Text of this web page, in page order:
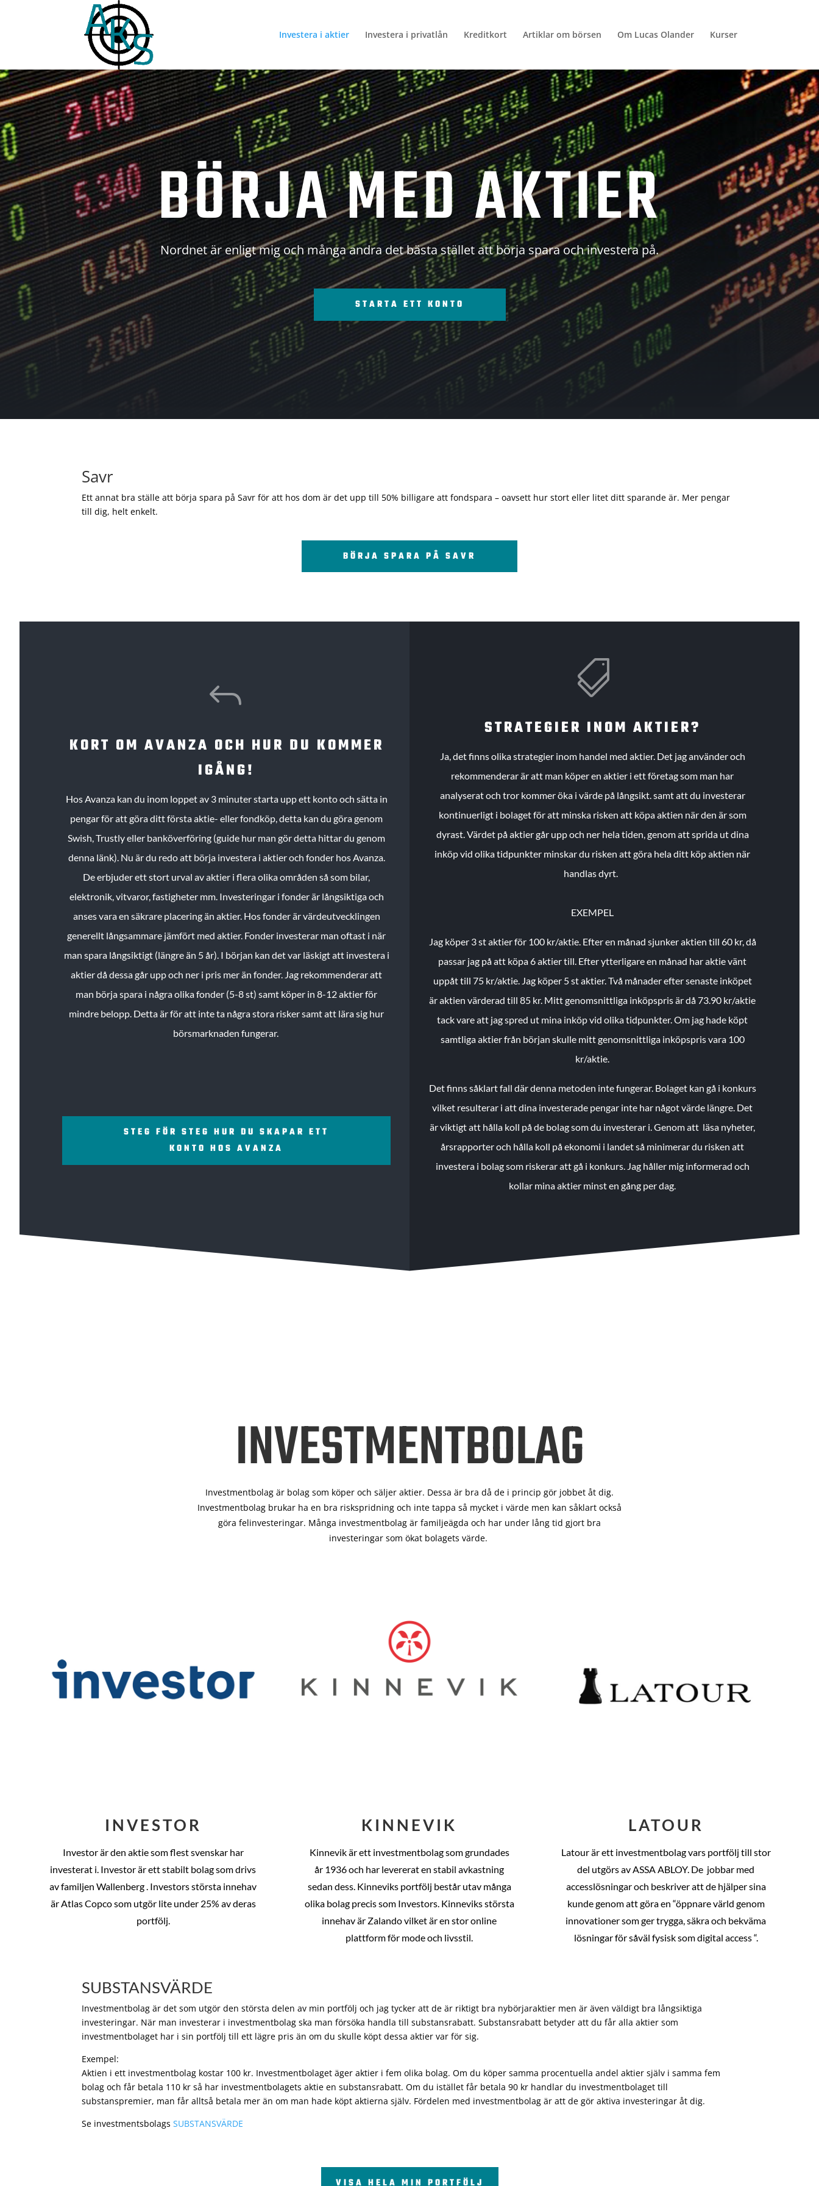
Investera i aktier Investera i privatlån Kreditkort Artiklar om börsen Om Lucas Olander Kurser
BÖRJA MED AKTIER
Nordnet är enligt mig och många andra det bästa stället att börja spara och investera på.
STARTA ETT KONTO
Savr
Ett annat bra ställe att börja spara på Savr för att hos dom är det upp till 50% billigare att fondspara – oavsett hur stort eller litet ditt sparande är. Mer pengar
till dig, helt enkelt.
BÖRJA SPARA PÅ SAVR
J
KORT OM AVANZA OCH HUR DU KOMMER
IGÅNG!
Hos Avanza kan du inom loppet av 3 minuter starta upp ett konto och sätta in
pengar för att göra ditt första aktie- eller fondköp, detta kan du göra genom
Swish, Trustly eller banköverföring (guide hur man gör detta hittar du genom
denna länk). Nu är du redo att börja investera i aktier och fonder hos Avanza.
De erbjuder ett stort urval av aktier i flera olika områden så som bilar,
elektronik, vitvaror, fastigheter mm. Investeringar i fonder är långsiktiga och
anses vara en säkrare placering än aktier. Hos fonder är värdeutvecklingen
generellt långsammare jämfört med aktier. Fonder investerar man oftast i när
man spara långsiktigt (längre än 5 år). I början kan det var läskigt att investera i
aktier då dessa går upp och ner i pris mer än fonder. Jag rekommenderar att
man börja spara i några olika fonder (5-8 st) samt köper in 8-12 aktier för
mindre belopp. Detta är för att inte ta några stora risker samt att lära sig hur
börsmarknaden fungerar.
STEG FÖR STEG HUR DU SKAPAR ETT
KONTO HOS AVANZA

STRATEGIER INOM AKTIER?
Ja, det finns olika strategier inom handel med aktier. Det jag använder och
rekommenderar är att man köper en aktier i ett företag som man har
analyserat och tror kommer öka i värde på långsikt. samt att du investerar
kontinuerligt i bolaget för att minska risken att köpa aktien när den är som
dyrast. Värdet på aktier går upp och ner hela tiden, genom att sprida ut dina
inköp vid olika tidpunkter minskar du risken att göra hela ditt köp aktien när
handlas dyrt.
EXEMPEL
Jag köper 3 st aktier för 100 kr/aktie. Efter en månad sjunker aktien till 60 kr, då
passar jag på att köpa 6 aktier till. Efter ytterligare en månad har aktie vänt
uppåt till 75 kr/aktie. Jag köper 5 st aktier.Två månader efter senaste inköpet
är aktien värderad till 85 kr. Mitt genomsnittliga inköpspris är då 73.90 kr/aktie
tack vare att jag spred ut mina inköp vid olika tidpunkter. Om jag hade köpt
samtliga aktier från början skulle mitt genomsnittliga inköpspris vara 100
kr/aktie.
Det finns såklart fall där denna metoden inte fungerar. Bolaget kan gå i konkurs
vilket resulterar i att dina investerade pengar inte har något värde längre. Det
är viktigt att hålla koll på de bolag som du investerar i. Genom att läsa nyheter,
årsrapporter och hålla koll på ekonomi i landet så minimerar du risken att
investera i bolag som riskerar att gå i konkurs. Jag håller mig informerad och
kollar mina aktier minst en gång per dag.
INVESTMENTBOLAG
Investmentbolag är bolag som köper och säljer aktier. Dessa är bra då de i princip gör jobbet åt dig.
Investmentbolag brukar ha en bra riskspridning och inte tappa så mycket i värde men kan såklart också
göra felinvesteringar. Många investmentbolag är familjeägda och har under lång tid gjort bra
investeringar som ökat bolagets värde.
INVESTOR
Investor är den aktie som flest svenskar har
investerat i. Investor är ett stabilt bolag som drivs
av familjen Wallenberg . Investors största innehav
är Atlas Copco som utgör lite under 25% av deras
portfölj.
KINNEVIK
Kinnevik är ett investmentbolag som grundades
år 1936 och har levererat en stabil avkastning
sedan dess. Kinneviks portfölj består utav många
olika bolag precis som Investors. Kinneviks största
innehav är Zalando vilket är en stor online
plattform för mode och livsstil.
LATOUR
Latour är ett investmentbolag vars portfölj till stor
del utgörs av ASSA ABLOY. De jobbar med
accesslösningar och beskriver att de hjälper sina
kunde genom att göra en “öppnare värld genom
innovationer som ger trygga, säkra och bekväma
lösningar för såväl fysisk som digital access “.
SUBSTANSVÄRDE
Investmentbolag är det som utgör den största delen av min portfölj och jag tycker att de är riktigt bra nybörjaraktier men är även väldigt bra långsiktiga
investeringar. När man investerar i investmentbolag ska man försöka handla till substansrabatt. Substansrabatt betyder att du får alla aktier som
investmentbolaget har i sin portfölj till ett lägre pris än om du skulle köpt dessa aktier var för sig.
Exempel:
Aktien i ett investmentbolag kostar 100 kr. Investmentbolaget äger aktier i fem olika bolag. Om du köper samma procentuella andel aktier själv i samma fem
bolag och får betala 110 kr så har investmentbolagets aktie en substansrabatt. Om du istället får betala 90 kr handlar du investmentbolaget till
substanspremier, man får alltså betala mer än om man hade köpt aktierna själv. Fördelen med investmentbolag är att de gör aktiva investeringar åt dig.
Se investmentsbolagsSUBSTANSVÄRDE
VISA HELA MIN PORTFÖLJ